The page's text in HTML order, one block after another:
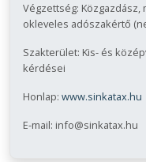
Végzettség:
okleveles adószakértő
Szakterület: Kis- és
kérdései
Honlap: www.sinkatax.hu
E-mail: info@sinkatax.hu